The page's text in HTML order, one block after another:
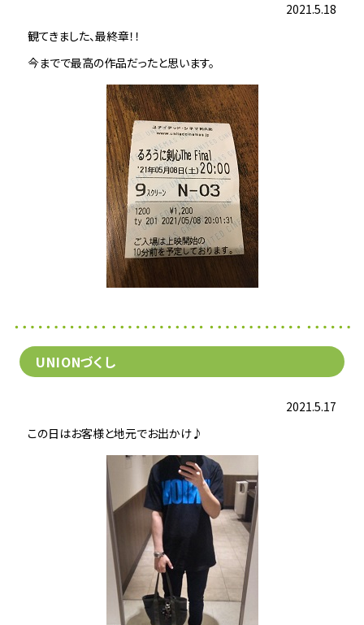
2021.5.18
観てきました、最終章！！
今までで最高の作品だったと思います。
UNIONづくし
2021.5.17
この日はお客様と地元でお出かけ♪